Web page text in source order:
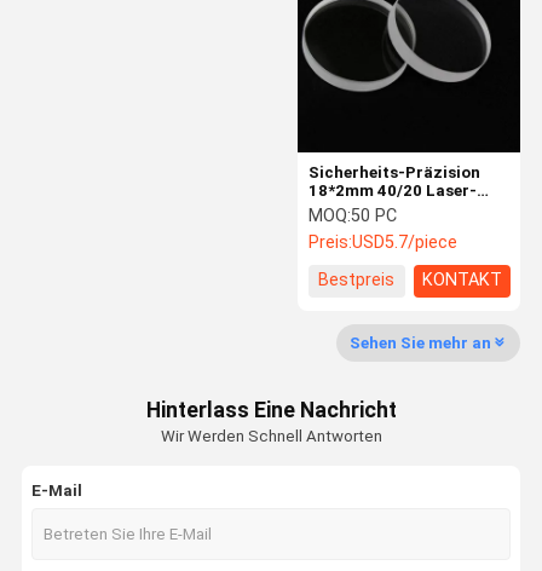
Lasersicherheitsschutzbrillen
Sicherheits-Präzision
18*2mm 40/20 Laser-
Linse der Faser-JGS1
MOQ:50 PC
Preis:USD5.7/piece
Bestpreis
KONTAKT
Sehen Sie mehr an
Hinterlass Eine Nachricht
Wir Werden Schnell Antworten
E-Mail